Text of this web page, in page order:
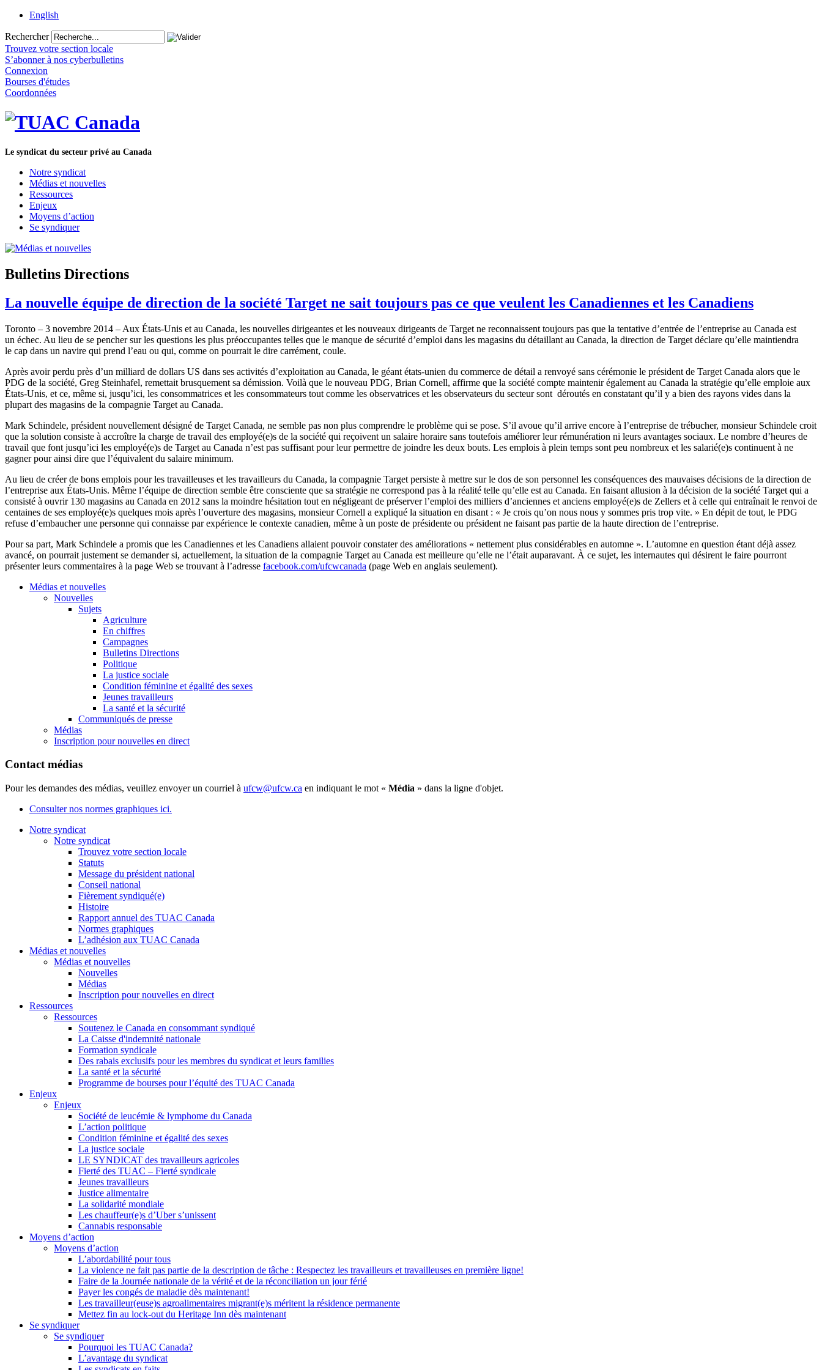
English
Rechercher
Trouvez votre section locale
S’abonner à nos cyberbulletins
Connexion
Bourses d'études
Coordonnées
Le syndicat du secteur privé au Canada
Notre syndicat
Médias et nouvelles
Ressources
Enjeux
Moyens d’action
Se syndiquer
Bulletins Directions
La nouvelle équipe de direction de la société Target ne sait toujours pas ce que veulent les Canadiennes et les Canadiens
Toronto – 3 novembre 2014 – Aux États-Unis et au Canada, les nouvelles dirigeantes et les nouveaux dirigeants de Target ne reconnaissent toujours pas que la tentative d’entrée de l’entreprise au Canada est
un échec. Au lieu de se pencher sur les questions les plus préoccupantes telles que le manque de sécurité d’emploi dans les magasins du détaillant au Canada, la direction de Target déclare qu’elle maintiendra
le cap dans un navire qui prend l’eau ou qui, comme on pourrait le dire carrément, coule.
Après avoir perdu près d’un milliard de dollars US dans ses activités d’exploitation au Canada, le géant états-unien du commerce de détail a renvoyé sans cérémonie le président de Target Canada alors que le
PDG de la société, Greg Steinhafel, remettait brusquement sa démission. Voilà que le nouveau PDG, Brian Cornell, affirme que la société compte maintenir également au Canada la stratégie qu’elle emploie aux
États-Unis, et ce, même si, jusqu’ici, les consommatrices et les consommateurs tout comme les observatrices et les observateurs du secteur sont déroutés en constatant qu’il y a bien des rayons vides dans la
plupart des magasins de la compagnie Target au Canada.
Mark Schindele, président nouvellement désigné de Target Canada, ne semble pas non plus comprendre le problème qui se pose. S’il avoue qu’il arrive encore à l’entreprise de trébucher, monsieur Schindele croit
que la solution consiste à accroître la charge de travail des employé(e)s de la société qui reçoivent un salaire horaire sans toutefois améliorer leur rémunération ni leurs avantages sociaux. Le nombre d’heures de
travail que font jusqu’ici les employé(e)s de Target au Canada n’est pas suffisant pour leur permettre de joindre les deux bouts. Les emplois à plein temps sont peu nombreux et les salarié(e)s continuent à ne
gagner pour ainsi dire que l’équivalent du salaire minimum.
Au lieu de créer de bons emplois pour les travailleuses et les travailleurs du Canada, la compagnie Target persiste à mettre sur le dos de son personnel les conséquences des mauvaises décisions de la direction de
l’entreprise aux États-Unis. Même l’équipe de direction semble être consciente que sa stratégie ne correspond pas à la réalité telle qu’elle est au Canada. En faisant allusion à la décision de la société Target qui a
consisté à ouvrir 130 magasins au Canada en 2012 sans la moindre hésitation tout en négligeant de préserver l’emploi des milliers d’anciennes et anciens employé(e)s de Zellers et à celle qui entraînait le renvoi de
centaines de ses employé(e)s quelques mois après l’ouverture des magasins, monsieur Cornell a expliqué la situation en disant : « Je crois qu’on nous nous y sommes pris trop vite. » En dépit de tout, le PDG
refuse d’embaucher une personne qui connaisse par expérience le contexte canadien, même à un poste de présidente ou président ne faisant pas partie de la haute direction de l’entreprise.
Pour sa part, Mark Schindele a promis que les Canadiennes et les Canadiens allaient pouvoir constater des améliorations « nettement plus considérables en automne ». L’automne en question étant déjà assez
avancé, on pourrait justement se demander si, actuellement, la situation de la compagnie Target au Canada est meilleure qu’elle ne l’était auparavant. À ce sujet, les internautes qui désirent le faire pourront
présenter leurs commentaires à la page Web se trouvant à l’adresse facebook.com/ufcwcanada (page Web en anglais seulement).
Médias et nouvelles
Nouvelles
Sujets
Agriculture
En chiffres
Campagnes
Bulletins Directions
Politique
La justice sociale
Condition féminine et égalité des sexes
Jeunes travailleurs
La santé et la sécurité
Communiqués de presse
Médias
Inscription pour nouvelles en direct
Contact médias
Pour les demandes des médias, veuillez envoyer un courriel à ufcw@ufcw.ca en indiquant le mot « Média » dans la ligne d'objet.
Consulter nos normes graphiques ici.
Notre syndicat
Notre syndicat
Trouvez votre section locale
Statuts
Message du président national
Conseil national
Fièrement syndiqué(e)
Histoire
Rapport annuel des TUAC Canada
Normes graphiques
L’adhésion aux TUAC Canada
Médias et nouvelles
Médias et nouvelles
Nouvelles
Médias
Inscription pour nouvelles en direct
Ressources
Ressources
Soutenez le Canada en consommant syndiqué
La Caisse d'indemnité nationale
Formation syndicale
Des rabais exclusifs pour les membres du syndicat et leurs families
La santé et la sécurité
Programme de bourses pour l’équité des TUAC Canada
Enjeux
Enjeux
Société de leucémie & lymphome du Canada
L’action politique
Condition féminine et égalité des sexes
La justice sociale
LE SYNDICAT des travailleurs agricoles
Fierté des TUAC – Fierté syndicale
Jeunes travailleurs
Justice alimentaire
La solidarité mondiale
Les chauffeur(e)s d’Uber s’unissent
Cannabis responsable
Moyens d’action
Moyens d’action
L’abordabilité pour tous
La violence ne fait pas partie de la description de tâche : Respectez les travailleurs et travailleuses en première ligne!
Faire de la Journée nationale de la vérité et de la réconciliation un jour férié
Payer les congés de maladie dès maintenant!
Les travailleur(euse)s agroalimentaires migrant(e)s méritent la résidence permanente
Mettez fin au lock-out du Heritage Inn dès maintenant
Se syndiquer
Se syndiquer
Pourquoi les TUAC Canada?
L’avantage du syndicat